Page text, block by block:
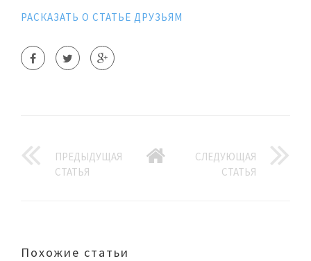
РАСКАЗАТЬ О СТАТЬЕ ДРУЗЬЯМ
ПРЕДЫДУЩАЯ
СТАТЬЯ
СЛЕДУЮЩАЯ
СТАТЬЯ
Похожие статьи